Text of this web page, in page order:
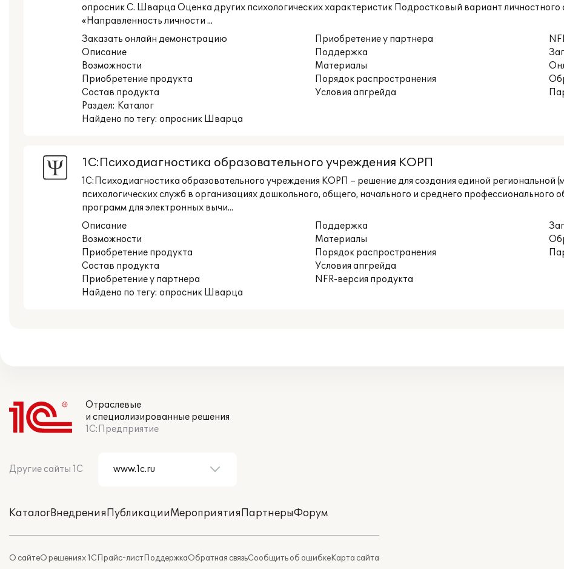
опросник С. Шварца Оценка других психологических характеристик Подростковый вариант личностного
«Направленность личности ...
Заказать онлайн демонстрацию
Описание
Возможности
Приобретение продукта
Состав продукта
Приобретение у партнера
Поддержка
Материалы
Порядок распространения
Условия апгрейда
Раздел: Каталог
Найдено по тегу: опросник Шварца
1С:Психодиагностика образовательного учреждения КОРП
1С:Психодиагностика образовательного учреждения КОРП – решение для создания единой региональной
психологических служб в организациях дошкольного, общего, начального и среднего профессионального
программ для электронных вычи...
Описание
Возможности
Приобретение продукта
Состав продукта
Приобретение у партнера
Поддержка
Материалы
Порядок распространения
Условия апгрейда
NFR-версия продукта
Найдено по тегу: опросник Шварца
Отраслевые
и специализированные решения
1С:Предприятие
Другие сайты 1С
КаталогВнедренияПубликацииМероприятияПартнерыФорум
О сайтеО решениях 1СПрайс-листПоддержкаОбратная связьСообщить об ошибкеКарта сайта